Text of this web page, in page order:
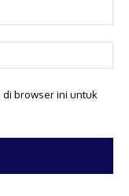
di browser ini untuk